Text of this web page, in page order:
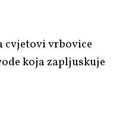
cvjetovi vrbovice
koja zapljuskuje